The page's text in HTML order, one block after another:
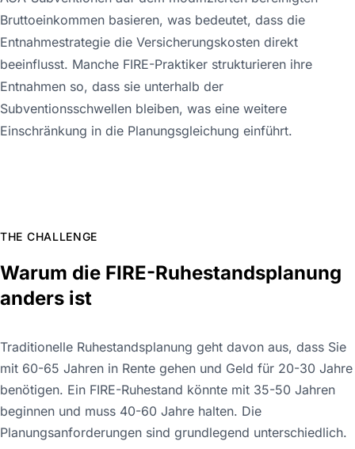
Bruttoeinkommen basieren, was bedeutet, dass die
Entnahmestrategie die Versicherungskosten direkt
beeinflusst. Manche FIRE-Praktiker strukturieren ihre
Entnahmen so, dass sie unterhalb der
Subventionsschwellen bleiben, was eine weitere
Einschränkung in die Planungsgleichung einführt.
THE CHALLENGE
Warum die FIRE-Ruhestandsplanung
anders ist
Traditionelle Ruhestandsplanung geht davon aus, dass Sie
mit 60-65 Jahren in Rente gehen und Geld für 20-30 Jahre
benötigen. Ein FIRE-Ruhestand könnte mit 35-50 Jahren
beginnen und muss 40-60 Jahre halten. Die
Planungsanforderungen sind grundlegend unterschiedlich.